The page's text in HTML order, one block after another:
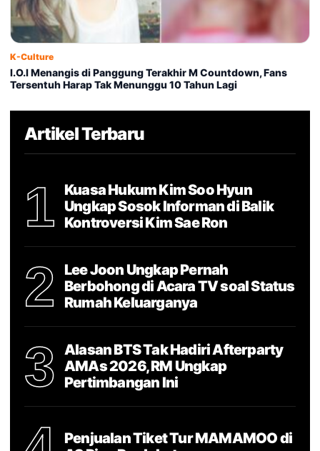
K-Culture
I.O.I Menangis di Panggung Terakhir M Countdown, Fans
Tersentuh Harap Tak Menunggu 10 Tahun Lagi
Artikel Terbaru
1
Kuasa Hukum Kim Soo Hyun
Ungkap Sosok Informan di Balik
Kontroversi Kim Sae Ron
2
Lee Joon Ungkap Pernah
Berbohong di Acara TV soal Status
Rumah Keluarganya
3
Alasan BTS Tak Hadiri Afterparty
AMAs 2026, RM Ungkap
Pertimbangan Ini
Penjualan Tiket Tur MAMAMOO di